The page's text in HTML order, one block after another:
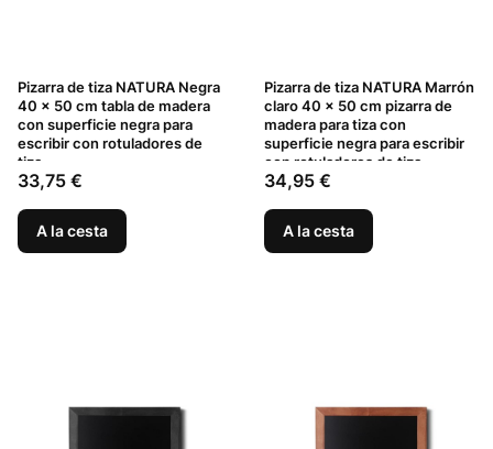
Pizarra de tiza NATURA Negra
40 x 50 cm tabla de madera
con superficie negra para
escribir con rotuladores de
tiza
Precio
33,75 €
A la cesta
Pizarra de tiza NATURA Marrón
claro 40 x 50 cm pizarra de
madera para tiza con
superficie negra para escribir
con rotuladores de tiza
Precio
34,95 €
A la cesta